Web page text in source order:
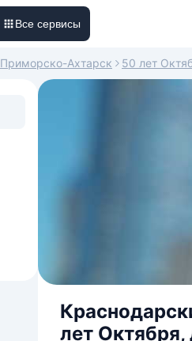
Все сервисы
Приморско-Ахтарск 50 лет
лет Октября,